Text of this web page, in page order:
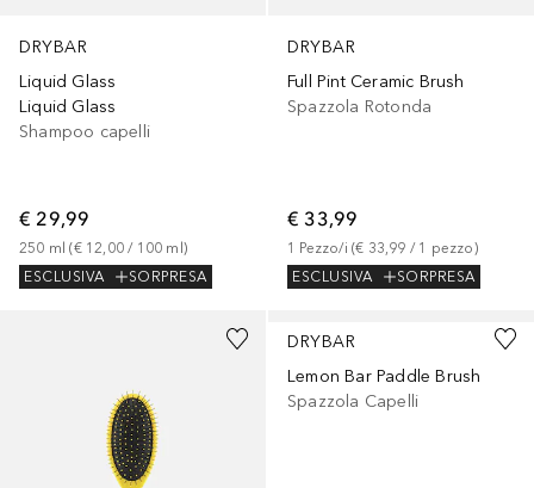
DRYBAR
Liquid Glass
Liquid Glass
Shampoo capelli
€ 29,99
250 ml (€ 12,00 / 100 ml)
ESCLUSIVA
SORPRESA
DRYBAR
Full Pint Ceramic Brush
Spazzola Rotonda
€ 33,99
1 Pezzo/i (€ 33,99 / 1 pezzo)
ESCLUSIVA
SORPRESA
DRYBAR
Lemon Bar Paddle Brush
Spazzola Capelli